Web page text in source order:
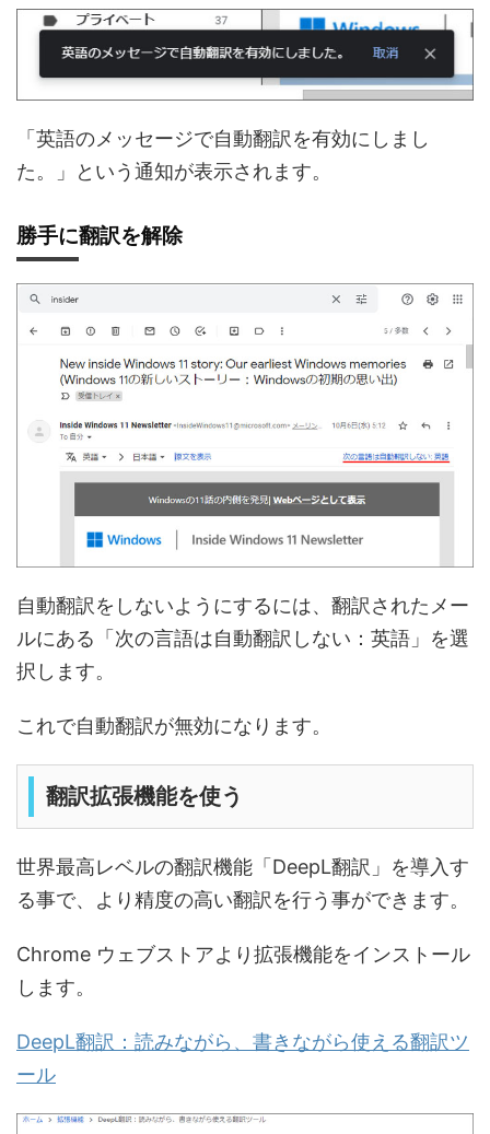
「英語のメッセージで自動翻訳を有効にしまし
た。」という通知が表示されます。
勝手に翻訳を解除
自動翻訳をしないようにするには、翻訳されたメー
ルにある「次の言語は自動翻訳しない：英語」を選
択します。
これで自動翻訳が無効になります。
翻訳拡張機能を使う
世界最高レベルの翻訳機能「DeepL翻訳」を導入す
る事で、より精度の高い翻訳を行う事ができます。
Chrome ウェブストアより拡張機能をインストール
します。
DeepL翻訳：読みながら、書きながら使える翻訳ツ
ール